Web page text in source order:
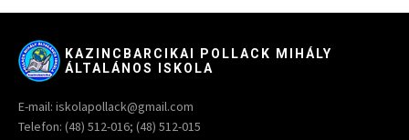
KAZINCBARCIKAI POLLACK MIHÁLY
ÁLTALÁNOS ISKOLA
E-mail: iskolapollack@gmail.com
Telefon: (48) 512-016; (48) 512-015